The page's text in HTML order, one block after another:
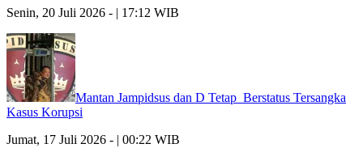
Senin, 20 Juli 2026 - | 17:12 WIB
Mantan Jampidsus dan D Tetap Berstatus Tersangka
Kasus Korupsi
Jumat, 17 Juli 2026 - | 00:22 WIB